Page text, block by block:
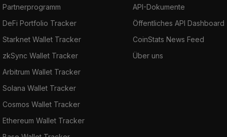
Partnerprogramm
DeFi Portfolio Tracker
Starknet Wallet Tracker
zkSync Wallet Tracker
Arbitrum Wallet Tracker
Solana Wallet Tracker
Cosmos Wallet Tracker
Ethereum Wallet Tracker
API-Dokumente
Öffentliches API Dashboard
CoinStats News Feed
Über uns